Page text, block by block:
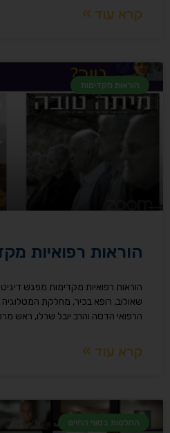
קרא עוד »
הוראות מקדימות
הוראות רפואיות
הוראות רפואיות מקדימות מפגש
שאולוב, רופא בכיר, מחלקת המטלוגיה
הרפואי הדסה והרב יובל שרלו, ראש
קרא עוד »
החלטות בסוף החיים